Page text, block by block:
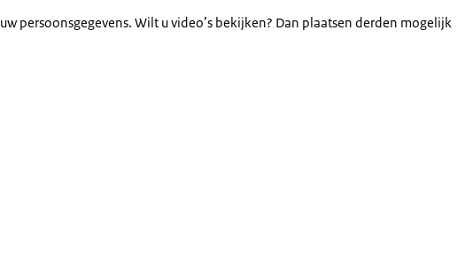
persoonsgegevens. Wilt u video’s bekijken? Dan plaatsen derden mogelijk